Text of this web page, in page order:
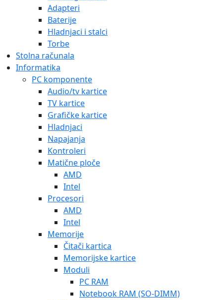
Adapteri
Baterije
Hladnjaci i stalci
Torbe
Stolna računala
Informatika
PC komponente
Audio/tv kartice
TV kartice
Grafičke kartice
Hladnjaci
Napajanja
Kontroleri
Matične ploče
AMD
Intel
Procesori
AMD
Intel
Memorije
Čitači kartica
Memorijske kartice
Moduli
PC RAM
Notebook RAM (SO-DIMM)